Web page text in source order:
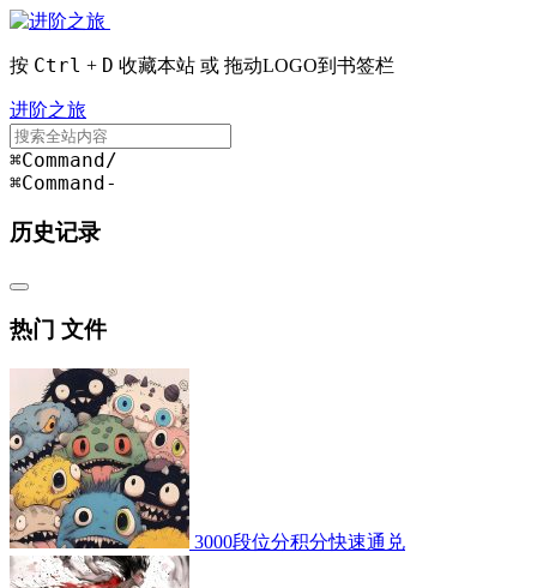
按 Ctrl + D 收藏本站 或 拖动LOGO到书签栏
进阶之旅
⌘Command/
⌘Command-
历史记录
热门 文件
3000段位分积分快速通兑